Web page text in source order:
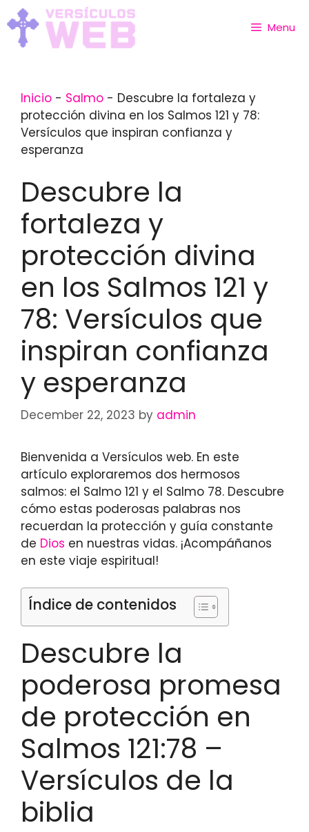
Skip
to
content
Menu
Inicio - Salmo - Descubre la fortaleza y
protección divina en los Salmos 121 y 78:
Versículos que inspiran confianza y
esperanza
Descubre la
fortaleza y
protección divina
en los Salmos 121 y
78: Versículos que
inspiran confianza
y esperanza
December 22, 2023 by admin
Bienvenida a Versículos web. En este
artículo exploraremos dos hermosos
salmos: el Salmo 121 y el Salmo 78. Descubre
cómo estas poderosas palabras nos
recuerdan la protección y guía constante
de Dios en nuestras vidas. ¡Acompáñanos
en este viaje espiritual!
Índice de contenidos
Descubre la
poderosa promesa
de protección en
Salmos 121:78 –
Versículos de la
biblia